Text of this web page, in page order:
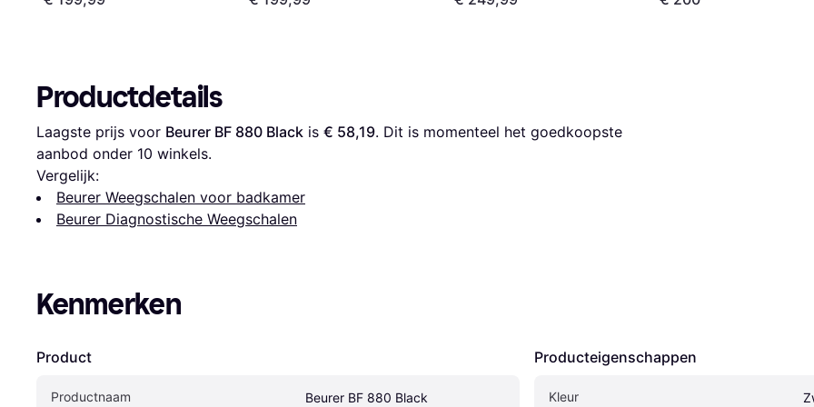
Productdetails
Laagste prijs voor Beurer BF 880 Black is € 58,19. Dit is momenteel het goedkoopste
aanbod onder 10 winkels.
Vergelijk:
Beurer Weegschalen voor badkamer
Beurer Diagnostische Weegschalen
Kenmerken
Product
Productnaam Beurer BF 880 Black
Producteigenschappen
Kleur